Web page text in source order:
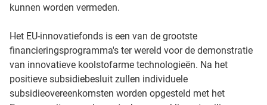
kunnen worden vermeden.
Het EU-innovatiefonds is een van de grootste
financieringsprogramma's ter wereld voor de demonstratie
van innovatieve koolstofarme technologieën. Na het
positieve subsidiebesluit zullen individuele
subsidieovereenkomsten worden opgesteld met het